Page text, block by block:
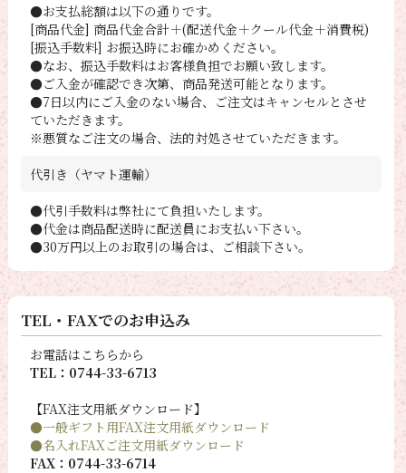
●お支払総額は以下の通りです。
[商品代金] 商品代金合計＋(配送代金＋クール代金＋消費税)
[振込手数料] お振込時にお確かめください。
●なお、振込手数料はお客様負担でお願い致します。
●ご入金が確認でき次第、商品発送可能となります。
●7日以内にご入金のない場合、ご注文はキャンセルとさせ
ていただきます。
※悪質なご注文の場合、法的対処させていただきます。
代引き（ヤマト運輸）
●代引手数料は弊社にて負担いたします。
●代金は商品配送時に配送員にお支払い下さい。
●30万円以上のお取引の場合は、ご相談下さい。
TEL・FAXでのお申込み
お電話はこちらから
TEL：0744-33-6713
【FAX注文用紙ダウンロード】
●一般ギフト用FAX注文用紙ダウンロード
●名入れFAXご注文用紙ダウンロード
FAX：0744-33-6714